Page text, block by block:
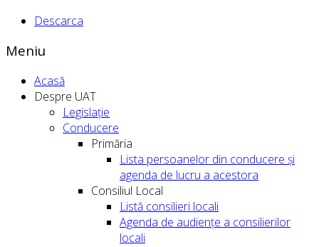
Descarca
Meniu
Acasă
Despre UAT
Legislație
Conducere
Primăria
Lista persoanelor din conducere şi
agenda de lucru a acestora
Consiliul Local
Listă consilieri locali
Agenda de audiențe a consilierilor
locali